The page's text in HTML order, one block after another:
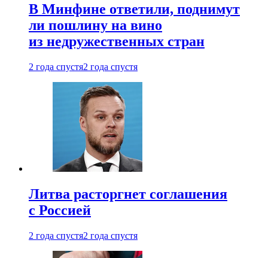
В Минфине ответили, поднимут
ли пошлину на вино
из недружественных стран
2 года спустя2 года спустя
Литва расторгнет соглашения
с Россией
2 года спустя2 года спустя